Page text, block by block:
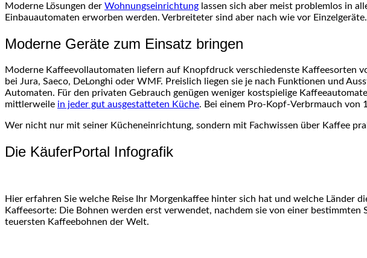
Moderne Lösungen der Wohnungseinrichtung lassen sich aber meist problemlos in
Einbauautomaten erworben werden. Verbreiteter sind aber nach wie vor
Moderne Geräte zum Einsatz bringen
Moderne Kaffeevollautomaten liefern auf Knopfdruck verschiedenste Kaffeesorten
bei Jura, Saeco, DeLonghi oder WMF. Preislich liegen sie je nach Funktionen und
Automaten. Für den privaten Gebrauch genügen weniger kostspielige
mittlerweile in jeder gut ausgestatteten Küche. Bei einem Pro-Kopf-Verbrmauch von
Wer nicht nur mit seiner Kücheneinrichtung, sondern mit Fachwissen über Kaffee
Die KäuferPortal Infografik
Hier erfahren Sie welche Reise Ihr Morgenkaffee hinter sich hat und welche Länder
Kaffeesorte: Die Bohnen werden erst verwendet, nachdem sie von einer
teuersten Kaffeebohnen der Welt.